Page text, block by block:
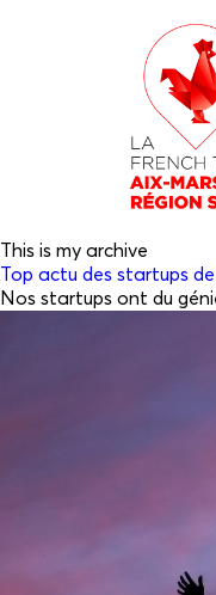
This is my archive
Top actu des startups
Nos startups ont du